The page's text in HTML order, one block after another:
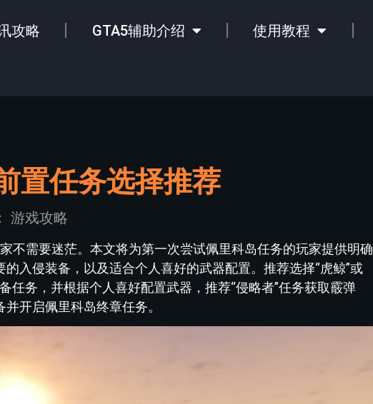
攻略 GTA5辅助介绍 使用教程
置任务选择推荐
游戏攻略
不需要迷茫。本文将为第一次尝试佩里科岛任务的玩家提供明确
入侵装备，以及适合个人喜好的武器配置。推荐选择“虎鲸”或
任务，并根据个人喜好配置武器，推荐“侵略者”任务获取霰弹
开启佩里科岛终章任务。